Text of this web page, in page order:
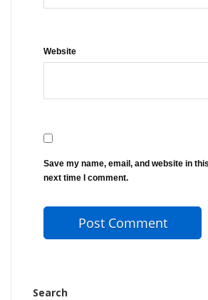
Website
Save my name, email, and website in
next time I comment.
Search